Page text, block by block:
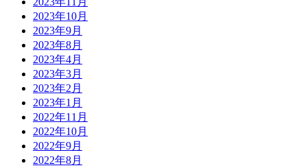
2023年10月
2023年9月
2023年8月
2023年4月
2023年3月
2023年2月
2023年1月
2022年11月
2022年10月
2022年9月
2022年8月